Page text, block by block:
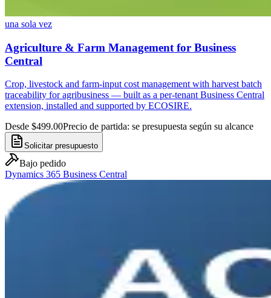
una sola vez
Agriculture & Farm Management for Business
Central
Crop, livestock and farm-input cost management with harvest batch
traceability for agribusiness — built as a per-tenant Business Central
extension, installed and supported by ECOSIRE.
Desde $499.00Precio de partida: se presupuesta según su alcance
Solicitar presupuesto
Bajo pedido
Dynamics 365 Business Central